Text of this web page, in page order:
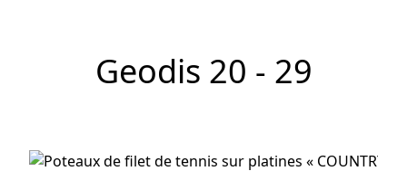
Geodis 20 - 29